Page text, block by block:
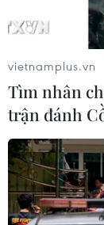
khoan nhượng
hướng tới một
vietnamplus.vn
Tìm nhân
trận đánh